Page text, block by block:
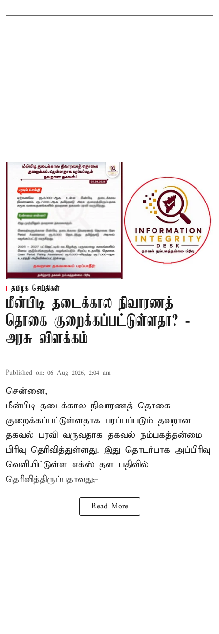
தமிழக செய்திகள்
மீன்பிடி தடைக்கால நிவாரணத்
தொகை குறைக்கப்பட்டுள்ளதா? -
அரசு விளக்கம்
Published on: 06 Aug 2026, 2:04 am
சென்னை,
மீன்பிடி தடைக்கால நிவாரணத் தொகை
குறைக்கப்பட்டுள்ளதாக பரப்பப்படும் தவறான
தகவல் பரவி வருவதாக தகவல் நம்பகத்தன்மை
பிரிவு தெரிவித்துள்ளது. இது தொடர்பாக அப்பிரிவு
வெளியிட்டுள்ள எக்ஸ் தள பதிவில்
தெரிவித்திருப்பதாவது;-
Read More